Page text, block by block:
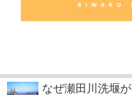
なぜ瀬田川洗堰が